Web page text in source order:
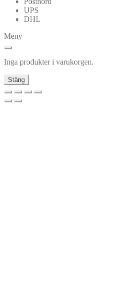
UPS
DHL
Meny
Inga produkter i varukorgen.
Stäng